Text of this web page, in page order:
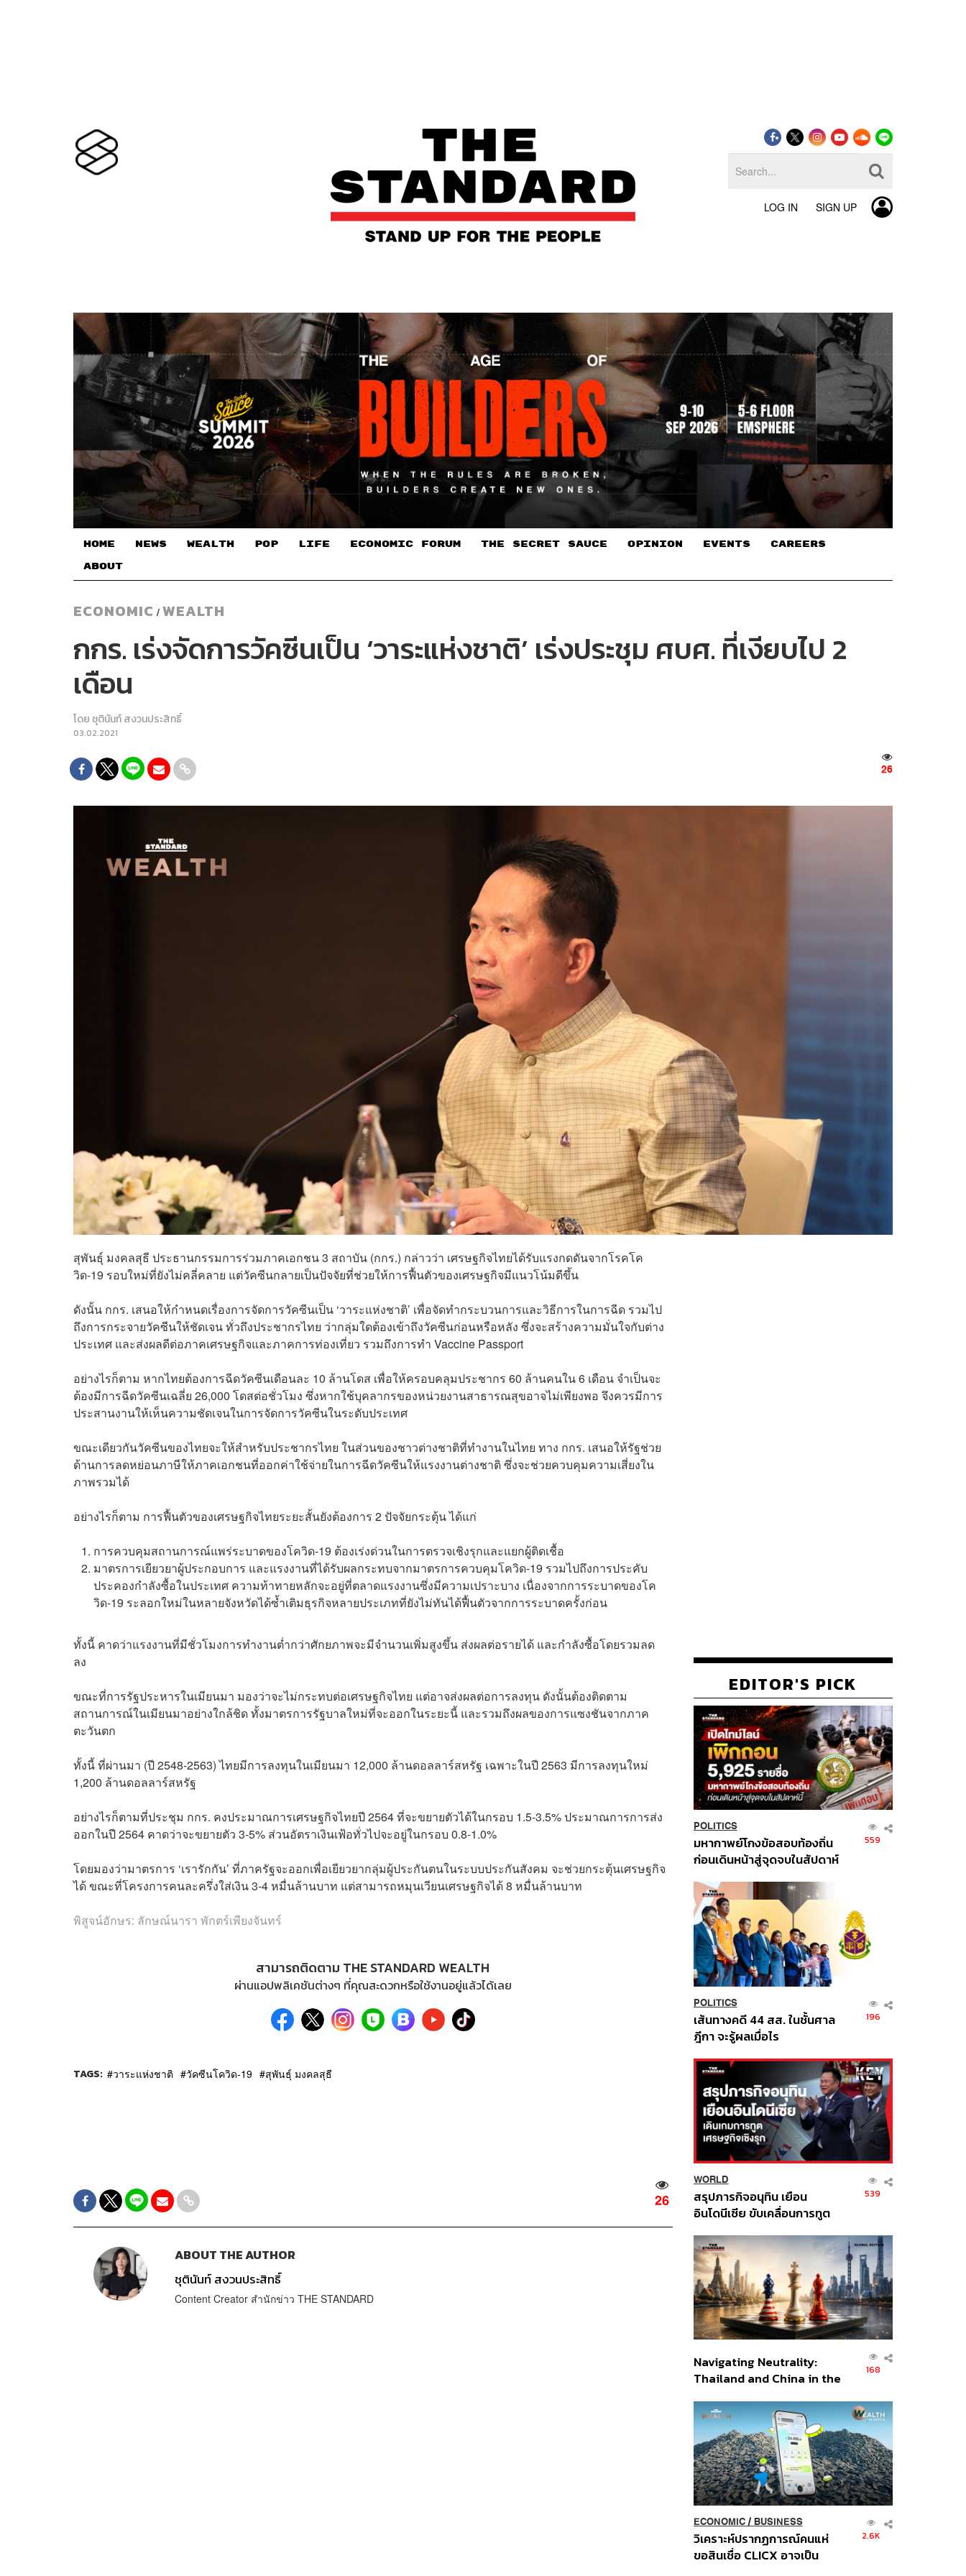
LOG IN SIGN UP
HOME NEWS WEALTH POP LIFE ECONOMIC FORUM THE SECRET SAUCE​ OPINION EVENTS CAREERS
ABOUT
ECONOMIC / WEALTH
กกร. เร่งจัดการวัคซีนเป็น ‘วาระแห่งชาติ’ เร่งประชุม ศบศ. ที่เงียบไป 2
เดือน
โดย ชุตินันท์ สงวนประสิทธิ์
03.02.2021
26
สุพันธ์ุ มงคลสุธี ประธานกรรมการร่วมภาคเอกชน 3 สถาบัน (กกร.) กล่าวว่า เศรษฐกิจไทยได้รับแรงกดดันจากโรคโค
วิด-19 รอบใหม่ที่ยังไม่คลี่คลาย แต่วัคซีนกลายเป็นปัจจัยที่ช่วยให้การฟื้นตัวของเศรษฐกิจมีแนวโน้มดีขึ้น
ดังนั้น กกร. เสนอให้กำหนดเรื่องการจัดการวัคซีนเป็น ‘วาระแห่งชาติ’ เพื่อจัดทำกระบวนการและวิธีการในการฉีด รวมไป
ถึงการกระจายวัคซีนให้ชัดเจน ทั่วถึงประชากรไทย ว่ากลุ่มใดต้องเข้าถึงวัคซีนก่อนหรือหลัง ซึ่งจะสร้างความมั่นใจกับต่าง
ประเทศ และส่งผลดีต่อภาคเศรษฐกิจและภาคการท่องเที่ยว รวมถึงการทำ Vaccine Passport
อย่างไรก็ตาม หากไทยต้องการฉีดวัคซีนเดือนละ 10 ล้านโดส เพื่อให้ครอบคลุมประชากร 60 ล้านคนใน 6 เดือน จำเป็นจะ
ต้องมีการฉีดวัคซีนเฉลี่ย 26,000 โดสต่อชั่วโมง ซึ่งหากใช้บุคลากรของหน่วยงานสาธารณสุขอาจไม่เพียงพอ จึงควรมีการ
ประสานงานให้เห็นความชัดเจนในการจัดการวัคซีนในระดับประเทศ
ขณะเดียวกันวัคซีนของไทยจะให้สำหรับประชากรไทย ในส่วนของชาวต่างชาติที่ทำงานในไทย ทาง กกร. เสนอให้รัฐช่วย
ด้านการลดหย่อนภาษีให้ภาคเอกชนที่ออกค่าใช้จ่ายในการฉีดวัคซีนให้แรงงานต่างชาติ ซึ่งจะช่วยควบคุมความเสี่ยงใน
ภาพรวมได้
อย่างไรก็ตาม การฟื้นตัวของเศรษฐกิจไทยระยะสั้นยังต้องการ 2 ปัจจัยกระตุ้น ได้แก่
การควบคุมสถานการณ์แพร่ระบาดของโควิด-19 ต้องเร่งด่วนในการตรวจเชิงรุกและแยกผู้ติดเชื้อ
มาตรการเยียวยาผู้ประกอบการ และแรงงานที่ได้รับผลกระทบจากมาตรการควบคุมโควิด-19 รวมไปถึงการประคับ
ประคองกำลังซื้อในประเทศ ความท้าทายหลักจะอยู่ที่ตลาดแรงงานซึ่งมีความเปราะบาง เนื่องจากการระบาดของโค
วิด-19 ระลอกใหม่ในหลายจังหวัดได้ซ้ำเติมธุรกิจหลายประเภทที่ยังไม่ทันได้ฟื้นตัวจากการระบาดครั้งก่อน
ทั้งนี้ คาดว่าแรงงานที่มีชั่วโมงการทำงานต่ำกว่าศักยภาพจะมีจำนวนเพิ่มสูงขึ้น ส่งผลต่อรายได้ และกำลังซื้อโดยรวมลด
ลง
ขณะที่การรัฐประหารในเมียนมา มองว่าจะไม่กระทบต่อเศรษฐกิจไทย แต่อาจส่งผลต่อการลงทุน ดังนั้นต้องติดตาม
สถานการณ์ในเมียนมาอย่างใกล้ชิด ทั้งมาตรการรัฐบาลใหม่ที่จะออกในระยะนี้ และรวมถึงผลของการแซงชันจากภาค
ตะวันตก
ทั้งนี้ ที่ผ่านมา (ปี 2548-2563) ไทยมีการลงทุนในเมียนมา 12,000 ล้านดอลลาร์สหรัฐ เฉพาะในปี 2563 มีการลงทุนใหม่
1,200 ล้านดอลลาร์สหรัฐ
อย่างไรก็ตามที่ประชุม กกร. คงประมาณการเศรษฐกิจไทยปี 2564 ที่จะขยายตัวได้ในกรอบ 1.5-3.5% ประมาณการการส่ง
ออกในปี 2564 คาดว่าจะขยายตัว 3-5% ส่วนอัตราเงินเฟ้อทั่วไปจะอยู่ในกรอบ 0.8-1.0%
โดยมองว่ามาตรการ ‘เรารักกัน’ ที่ภาครัฐจะออกเพื่อเยียวยากลุ่มผู้ประกันตนในระบบประกันสังคม จะช่วยกระตุ้นเศรษฐกิจ
ได้ ขณะที่โครงการคนละครึ่งใส่เงิน 3-4 หมื่นล้านบาท แต่สามารถหมุนเวียนเศรษฐกิจได้ 8 หมื่นล้านบาท
พิสูจน์อักษร: ลักษณ์นารา พักตร์เพียงจันทร์
สามารถติดตาม THE STANDARD WEALTH
ผ่านแอปพลิเคชันต่างๆ ที่คุณสะดวกหรือใช้งานอยู่แล้วได้เลย
TAGS: วาระแห่งชาติ วัคซีนโควิด-19 สุพันธุ์ มงคลสุธี
26
ABOUT THE AUTHOR
ชุตินันท์ สงวนประสิทธิ์
Content Creator สำนักข่าว THE STANDARD
EDITOR'S PICK
POLITICS
มหากาพย์โกงข้อสอบท้องถิ่น
ก่อนเดินหน้าสู่จุดจบในสัปดาห์
559
POLITICS
เส้นทางคดี 44 สส. ในชั้นศาล
ฎีกา จะรู้ผลเมื่อไร
196
WORLD
สรุปภารกิจอนุทิน เยือน
อินโดนีเซีย ขับเคลื่อนการทูต
ส่วนยุทธศาสตร์ไทย –
อินโดนีเซีย
539
Navigating Neutrality:
Thailand and China in the
Order
168
ECONOMIC/ BUSINESS
วิเคราะห์ปรากฏการณ์คนแห่
ขอสินเชื่อ CLICX อาจเป็น
2.6K